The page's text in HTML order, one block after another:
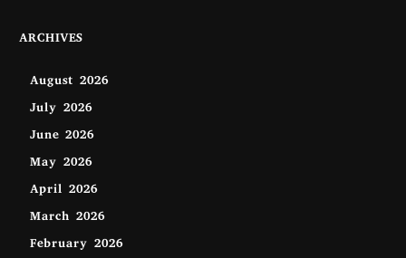
ARCHIVES
August 2026
July 2026
June 2026
May 2026
April 2026
March 2026
February 2026